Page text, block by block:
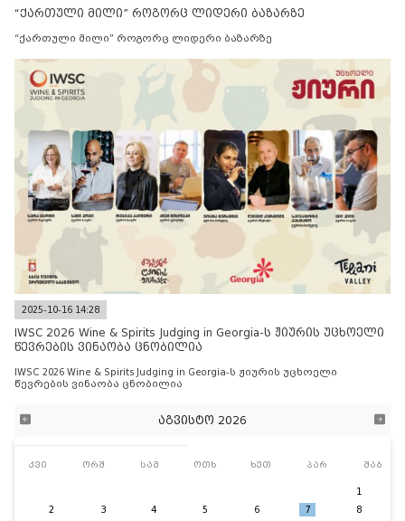
“ქართული მილი” როგორც ლიდერი ბაზარზე
“ქართული მილი” როგორც ლიდერი ბაზარზე
2025-10-16 14:28
IWSC 2026 Wine & Spirits Judging in Georgia-ს ჟიურის უცხოელი
წევრების ვინაობა ცნობილია
IWSC 2026 Wine & Spirits Judging in Georgia-ს ჟიურის უცხოელი
წევრების ვინაობა ცნობილია
აგვისტო 2026
კვი ორშ სამ ოთხ ხუთ პარ შაბ
1
2
3 4 5 6 7
8